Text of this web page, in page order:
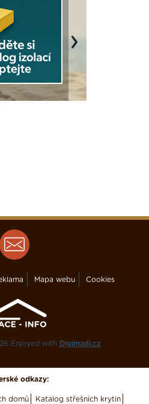
Next
Mapa webu Cookies
Enjoyed with Digimadi.cz
odkazy:
domů Katalog střešních krytin